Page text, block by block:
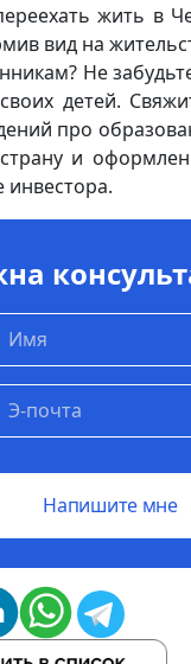
жить в
вид на
Не
детей.
про
и
инвестора.
Напишите мне